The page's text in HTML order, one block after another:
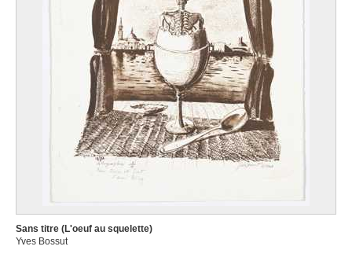
Sans titre (L'oeuf au squelette)
Yves Bossut